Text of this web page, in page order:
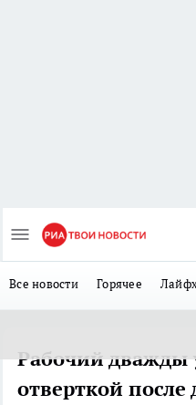
Все новости Горячее
Рабочий дважды
отверткой после